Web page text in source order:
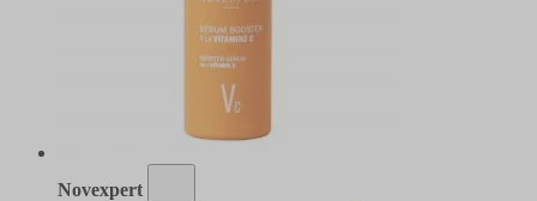
Novexpert